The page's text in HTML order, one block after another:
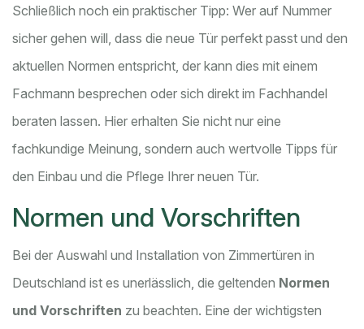
Schließlich noch ein praktischer Tipp: Wer auf Nummer
sicher gehen will, dass die neue Tür perfekt passt und den
aktuellen Normen entspricht, der kann dies mit einem
Fachmann besprechen oder sich direkt im Fachhandel
beraten lassen. Hier erhalten Sie nicht nur eine
fachkundige Meinung, sondern auch wertvolle Tipps für
den Einbau und die Pflege Ihrer neuen Tür.
Normen und Vorschriften
Bei der Auswahl und Installation von Zimmertüren in
Deutschland ist es unerlässlich, die geltenden Normen
und Vorschriften zu beachten. Eine der wichtigsten